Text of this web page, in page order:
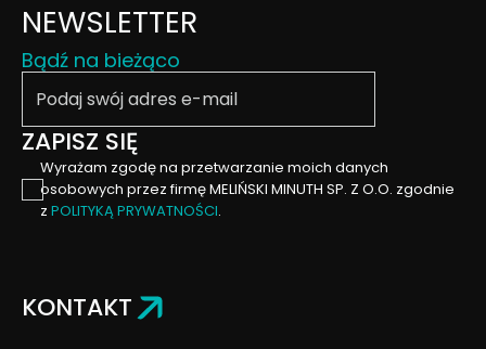
NEWSLETTER
Bądź na bieżąco
ZAPISZ SIĘ
Wyrażam zgodę na przetwarzanie moich danych
osobowych przez firmę MELIŃSKI MINUTH SP. Z O.O. zgodnie
z POLITYKĄ PRYWATNOŚCI.
KONTAKT